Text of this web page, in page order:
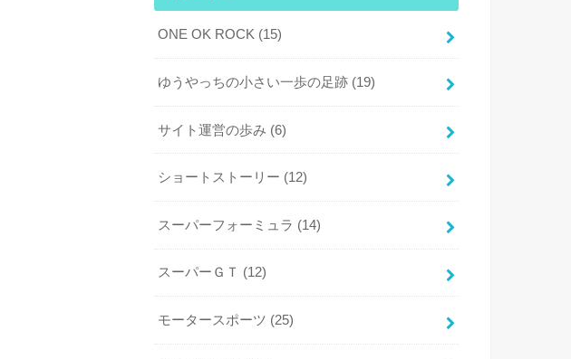
ONE OK ROCK (15)
ゆうやっちの小さい一歩の足跡 (19)
サイト運営の歩み (6)
ショートストーリー (12)
スーパーフォーミュラ (14)
スーパーＧＴ (12)
モータースポーツ (25)